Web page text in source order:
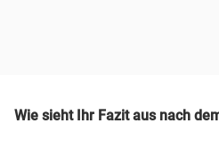
Wie sieht Ihr Fazit aus nach